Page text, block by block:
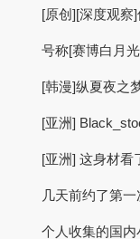
[原创][深度观察
号称[赛博白月
[韩漫]纵夏夜之
[亚洲]
[亚洲] 这身材看
几天前约了第
个人收集的国内